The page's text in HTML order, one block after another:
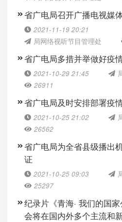
省广电局召开广播电视媒
2021-11-19 20:21
局网络视听节目管理处
省广电局多措并举做好疫
2021-10-29 21:45
26911
省广电局及时安排部署疫
2021-10-25 21:02
26562
省广电局为全省县级播出
证
2021-10-25 09:03
25297
纪录片《青海· 我们的国
会将在国内外多个主流和